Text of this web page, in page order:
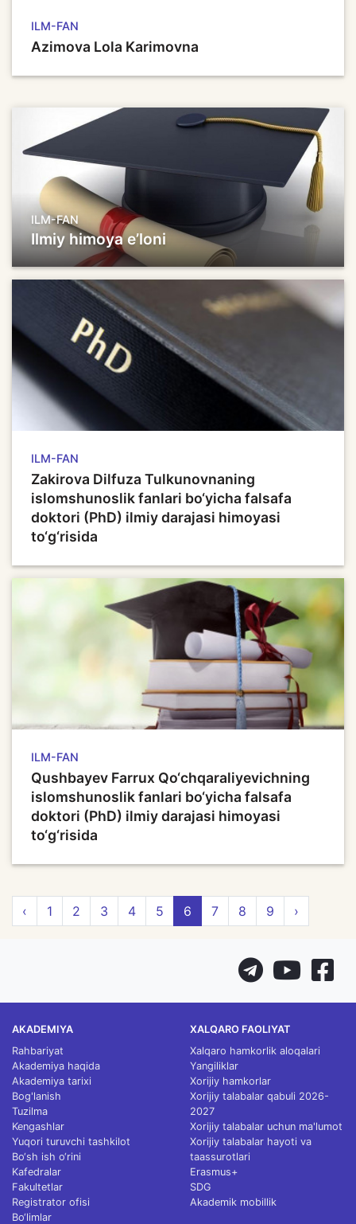
ILM-FAN
Azimova Lola Karimovna
ILM-FAN
Ilmiy himoya e’loni
ILM-FAN
Zakirova Dilfuza Tulkunovnaning
islomshunoslik fanlari bo‘yicha falsafa
doktori (PhD) ilmiy darajasi himoyasi
to‘g‘risida
ILM-FAN
Qushbayev Farrux Qo‘chqaraliyevichning
islomshunoslik fanlari bo‘yicha falsafa
doktori (PhD) ilmiy darajasi himoyasi
to‘g‘risida
‹ 1 2 3 4 5 6 7 8 9 ›
AKADEMIYA
Rahbariyat
Akademiya haqida
Akademiya tarixi
Bog'lanish
Tuzilma
Kengashlar
Yuqori turuvchi tashkilot
Bo‘sh ish o‘rini
Kafedralar
Fakultetlar
Registrator ofisi
Bo‘limlar
XALQARO FAOLIYAT
Xalqaro hamkorlik aloqalari
Yangiliklar
Xorijiy hamkorlar
Xorijiy talabalar qabuli 2026-
2027
Xorijiy talabalar uchun ma'lumot
Xorijiy talabalar hayoti va
taassurotlari
Erasmus+
SDG
Akademik mobillik